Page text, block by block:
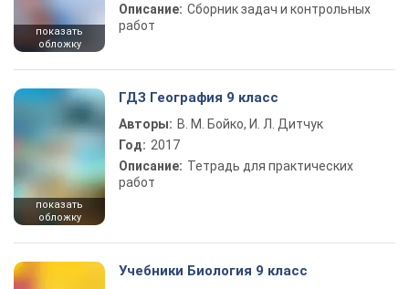
показать
обложку
Описание: Сборник задач и контрольных
работ
показать
обложку
ГДЗ География 9 класс
Авторы: В. М. Бойко, И. Л. Дитчук
Год: 2017
Описание: Тетрадь для практических
работ
Учебники Биология 9 класс